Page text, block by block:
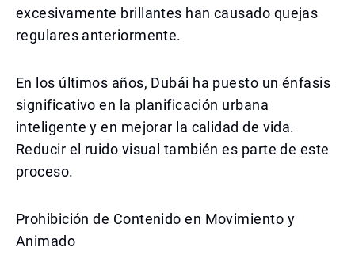
excesivamente brillantes han causado quejas
regulares anteriormente.
En los últimos años, Dubái ha puesto un énfasis
significativo en la planificación urbana
inteligente y en mejorar la calidad de vida.
Reducir el ruido visual también es parte de este
proceso.
Prohibición de Contenido en Movimiento y
Animado